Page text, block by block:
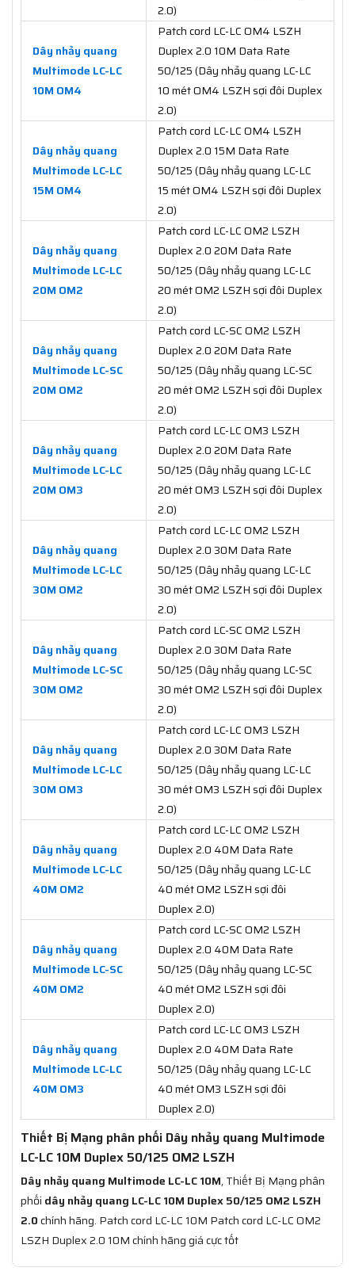
2.0)
Dây nhảy quang
Multimode LC-LC
10M OM4
Patch cord LC-LC OM4 LSZH
Duplex 2.0 10M Data Rate
50/125 (Dây nhảy quang LC-LC
10 mét OM4 LSZH sợi đôi Duplex
2.0)
Dây nhảy quang
Multimode LC-LC
15M OM4
Patch cord LC-LC OM4 LSZH
Duplex 2.0 15M Data Rate
50/125 (Dây nhảy quang LC-LC
15 mét OM4 LSZH sợi đôi Duplex
2.0)
Dây nhảy quang
Multimode LC-LC
20M OM2
Patch cord LC-LC OM2 LSZH
Duplex 2.0 20M Data Rate
50/125 (Dây nhảy quang LC-LC
20 mét OM2 LSZH sợi đôi Duplex
2.0)
Dây nhảy quang
Multimode LC-SC
20M OM2
Patch cord LC-SC OM2 LSZH
Duplex 2.0 20M Data Rate
50/125 (Dây nhảy quang LC-SC
20 mét OM2 LSZH sợi đôi Duplex
2.0)
Dây nhảy quang
Multimode LC-LC
20M OM3
Patch cord LC-LC OM3 LSZH
Duplex 2.0 20M Data Rate
50/125 (Dây nhảy quang LC-LC
20 mét OM3 LSZH sợi đôi Duplex
2.0)
Dây nhảy quang
Multimode LC-LC
30M OM2
Patch cord LC-LC OM2 LSZH
Duplex 2.0 30M Data Rate
50/125 (Dây nhảy quang LC-LC
30 mét OM2 LSZH sợi đôi Duplex
2.0)
Dây nhảy quang
Multimode LC-SC
30M OM2
Patch cord LC-SC OM2 LSZH
Duplex 2.0 30M Data Rate
50/125 (Dây nhảy quang LC-SC
30 mét OM2 LSZH sợi đôi Duplex
2.0)
Dây nhảy quang
Multimode LC-LC
30M OM3
Patch cord LC-LC OM3 LSZH
Duplex 2.0 30M Data Rate
50/125 (Dây nhảy quang LC-LC
30 mét OM3 LSZH sợi đôi Duplex
2.0)
Dây nhảy quang
Multimode LC-LC
40M OM2
Patch cord LC-LC OM2 LSZH
Duplex 2.0 40M Data Rate
50/125 (Dây nhảy quang LC-LC
40 mét OM2 LSZH sợi đôi
Duplex 2.0)
Dây nhảy quang
Multimode LC-SC
40M OM2
Patch cord LC-SC OM2 LSZH
Duplex 2.0 40M Data Rate
50/125 (Dây nhảy quang LC-SC
40 mét OM2 LSZH sợi đôi
Duplex 2.0)
Dây nhảy quang
Multimode LC-LC
40M OM3
Patch cord LC-LC OM3 LSZH
Duplex 2.0 40M Data Rate
50/125 (Dây nhảy quang LC-LC
40 mét OM3 LSZH sợi đôi
Duplex 2.0)
Thiết Bị Mạng phân phối Dây nhảy quang Multimode
LC-LC 10M Duplex 50/125 OM2 LSZH
Dây nhảy quang Multimode LC-LC 10M, Thiết Bị Mạng phân
phối dây nhảy quang LC-LC 10M Duplex 50/125 OM2 LSZH
2.0chính hãng. Patch cord LC-LC 10M Patch cord LC-LC OM2
LSZH Duplex 2.0 10M chính hãng giá cực tốt